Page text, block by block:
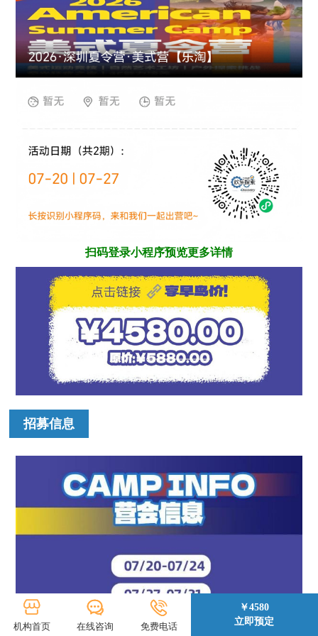
扫码登录小程序预览更多详情
招募信息
机构首页 在线咨询 免费电话
￥4580
立即预定